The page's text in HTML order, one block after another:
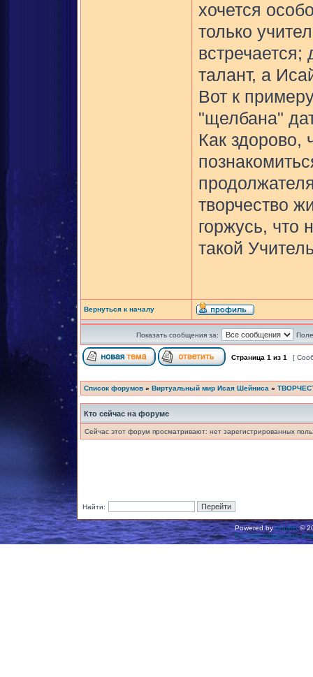
хочется
только
талант, а
Вот к
"щелбана"
Как здорово,
творчество
горжусь, что
такой
Вернуться к началу
Показать сообщения за:
Страница 1 из 1 [
Список форумов » Виртуальный мир Исая Шейниса »
Кто сейчас на форуме
Сейчас этот форум просматривают: нет зарегистрированных
Найти:
Powered byphpBB©
Русская поддержка